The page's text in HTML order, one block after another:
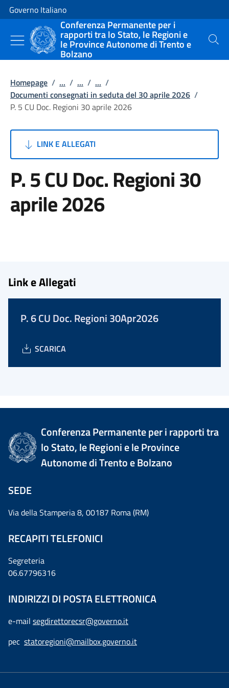
Vai al contenuto
Vai alla navigazione del sito
Governo Italiano
Conferenza Permanente per i
rapporti tra lo Stato, le Regioni e
le Province Autonome di Trento e
Bolzano
Cerca
Homepage / ... / ... / ... /
Documenti consegnati in seduta del 30 aprile 2026 /
P. 5 CU Doc. Regioni 30 aprile 2026
LINK E ALLEGATI
P. 5 CU Doc. Regioni 30
aprile 2026
Link e Allegati
P. 6 CU Doc. Regioni 30Apr2026
SCARICA
Conferenza Permanente per i rapporti tra
lo Stato, le Regioni e le Province
Autonome di Trento e Bolzano
SEDE
Via della Stamperia 8, 00187 Roma (RM)
RECAPITI TELEFONICI
Segreteria
06.67796316
INDIRIZZI DI POSTA ELETTRONICA
e-mail segdirettorecsr@governo.it
pec statoregioni@mailbox.governo.it